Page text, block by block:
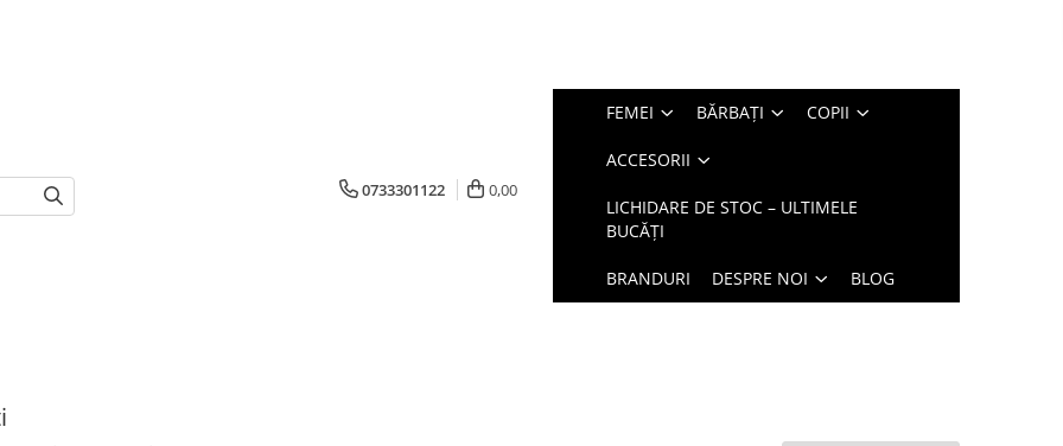
0733301122 0,00
FEMEI BĂRBAȚI COPII
ACCESORII
LICHIDARE DE STOC – ULTIMELE
BUCĂȚI
BRANDURI DESPRE NOI BLOG